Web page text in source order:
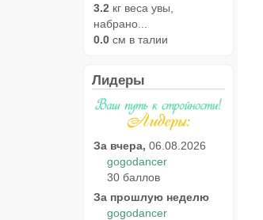
3.2 кг веса увы,
набрано...
0.0 см в талии
Лидеры
За вчера, 06.08.2026
gogodancer
30 баллов
За прошлую неделю
gogodancer